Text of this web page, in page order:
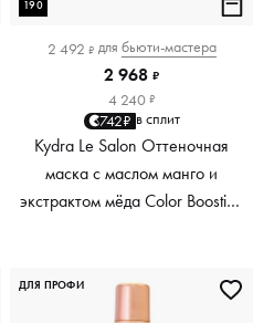
190
2 492 ₽ для бьюти-мастера
2 968 ₽
4 240 ₽
742₽ в сплит
Kydra Le Salon Оттеночная
маска с маслом манго и
экстрактом мёда Color Boosting
ДЛЯ ПРОФИ